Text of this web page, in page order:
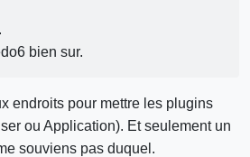
bien sur.
endroits pour mettre les plugins
ou Application). Et seulement un
souviens pas duquel.